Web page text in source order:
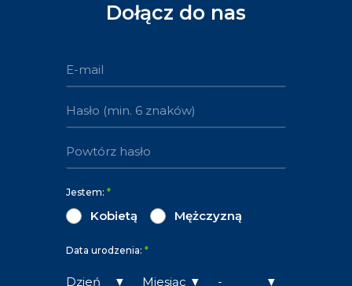
Dołącz do nas
Jestem: *
Kobietą Mężczyzną
Data urodzenia: *